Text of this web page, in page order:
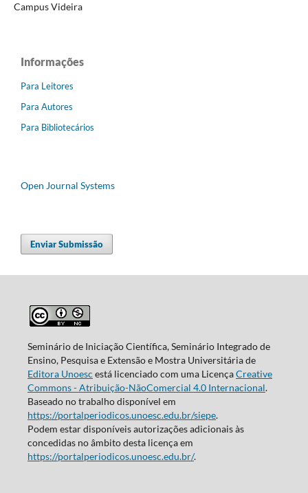
Campus Videira
Informações
Para Leitores
Para Autores
Para Bibliotecários
Open Journal Systems
Enviar Submissão
Seminário de Iniciação Científica, Seminário Integrado de
Ensino, Pesquisa e Extensão e Mostra Universitária de
Editora Unoesc está licenciado com uma LicençaCreative
Commons - Atribuição-NãoComercial 4.0 Internacional.
Baseado no trabalho disponível em
https://portalperiodicos.unoesc.edu.br/siepe.
Podem estar disponíveis autorizações adicionais às
concedidas no âmbito desta licença em
https://portalperiodicos.unoesc.edu.br/.